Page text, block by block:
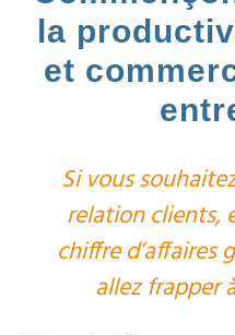
la
et
Si vous
relation clients,
chiffre d’affaires
allez frapper